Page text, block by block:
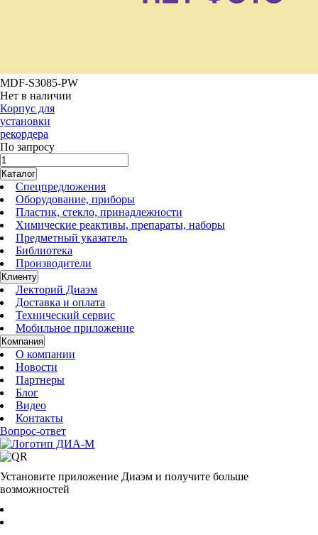
MDF-S3085-PW
Нет в наличии
Корпус для
установки
рекордера
По запросу
Каталог
Спецпредложения
Оборудование, приборы
Пластик, стекло, принадлежности
Химические реактивы, препараты, наборы
Предметный указатель
Библиотека
Производители
Клиенту
Лекторий Диаэм
Доставка и оплата
Технический сервис
Мобильное приложение
Компания
О компании
Новости
Партнеры
Блог
Видео
Контакты
Вопрос-ответ
Установите приложение Диаэм и получите больше
возможностей